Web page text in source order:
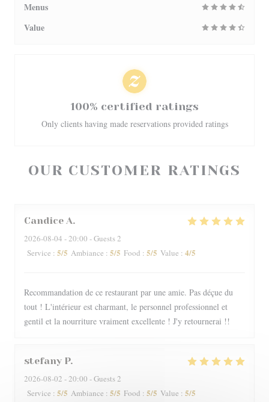
OUR CUSTOMER RATINGS
Candice A
2026-08-04 - 20:00 - Guests 2
Service : 5/5 Ambiance : 5/5 Food : 5/5 Value : 4/5
Recommandation de ce restaurant par une amie. Pas déçue du
tout ! L'intérieur est charmant, le personnel professionnel et
gentil et la nourriture vraiment excellente ! J'y retournerai !!
stefany P
2026-08-02 - 20:00 - Guests 2
Service : 5/5 Ambiance : 5/5 Food : 5/5 Value : 5/5
Menus
Value
100% certified ratings
Only clients having made reservations provided ratings